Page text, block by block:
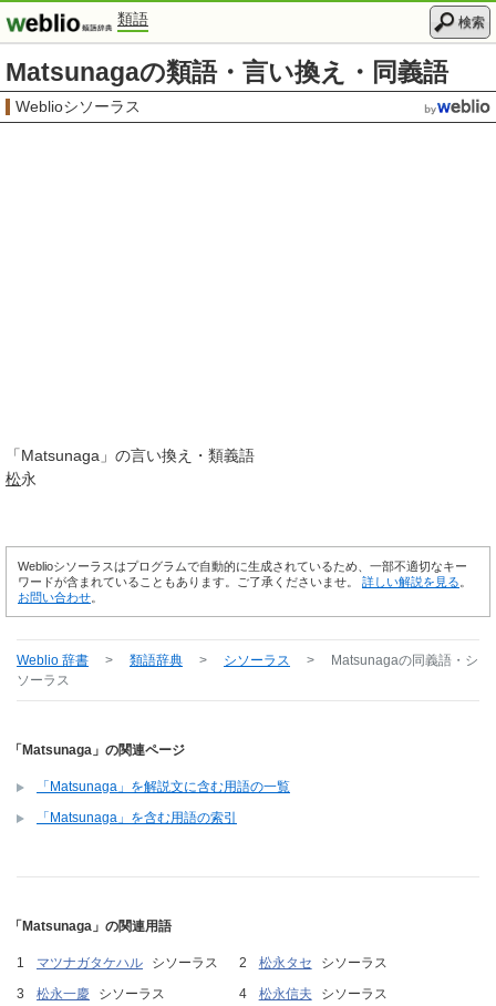
類語 検索
Matsunagaの類語・言い換え・同義語
Weblioシソーラス
「Matsunaga 」の言い換え・類義語
松永
Weblioシソーラスはプログラムで自動的に生成されているため、一部不適切なキー
ワードが含まれていることもあります。ご了承くださいませ。 詳しい解説を見る
お問い合わせ
Weblio 辞書 > 類語辞典 > シソーラス > Matsunagaの同義語・シ
ソーラス
「Matsunaga」の関連ページ
「Matsunaga」を解説文に含む用語の一覧
「Matsunaga」を含む用語の索引
「Matsunaga」の関連用語
マツナガタケハル シソーラス 松永タセ
シソーラス
松永一慶
シソーラス 松永信夫
シソーラス